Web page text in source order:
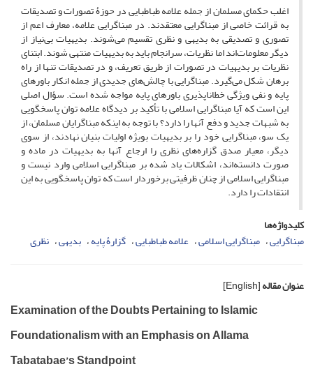
اغلب حکمای مسلمان از جمله علامه طباطبایی در حوزۀ تصورات و تصدیقات
به قرائت خاصی از مبناگرایی معتقدند. در مبناگرایی علامه، معارف اعم از
تصوری و تصدیقی به بدیهی و نظری تقسیم می‌شوند. بدیهیات بی‌نیاز از
دیگر معلومات‌اند اما نظریات، سرانجام باید به بدیهیات منتهی شوند. ابتنای
نظریات بر بدیهیات در تصورات از طریق تعریف، و در تصدیقات تنها از راه
برهان شکل می‌گیرد. مبناگرایی با چالش‌های جدیدی از جمله انکار باورهای
پایه و نفی ویژگی خطاناپذیری باورهای پایه مواجه شده است. سؤال اصلی
این است که آیا مبناگرایی اسلامی با تأکید بر دیدگاه علامه توان پاسخگویی
به شبهات جدید و دفع آنها را دارد؟ با توجه به اینکه مبناگرایان مسلمان، از
یک سو، مبناگرایی خود را بر بدیهیات بویژه اولیات بنیان نهادند، از سوی
دیگر، معیار صدق گزاره‌های نظری را ارجاع آنها به بدیهیات در ماده و
صورت دانسته‌اند، اشکالات یاد شده بر مبناگرایی اسلامی وارد نیست و
مبناگرایی اسلامی از چنان ظرفیتی برخوردار است که توان پاسخگویی به این
انتقادات را دارد.
کلیدواژه‌ها
مبناگرایی مبناگرایی اسلامی علامه طباطبایی گزارۀ پایه بدیهی نظری
عنوان مقاله[English]
Examination of the Doubts Pertaining to Islamic
Foundationalism with an Emphasis on Allama
Tabatabae’s Standpoint